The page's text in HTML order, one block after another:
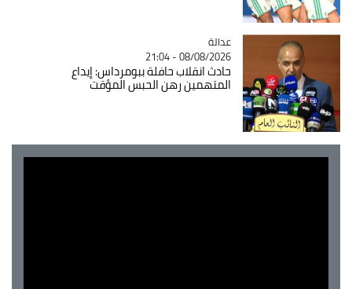
Catégorie
عدالة
08/08/2026 - 21:04
حادث انقلاب حافلة ببومرداس: إيداع
المتهمين رهن الحبس المؤقت